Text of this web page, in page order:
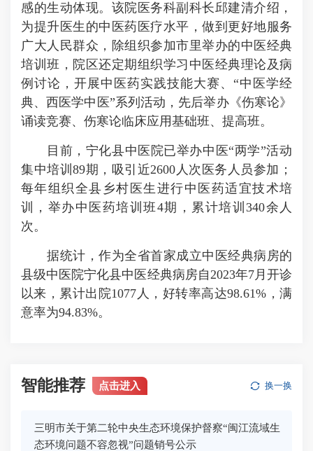
感的生动体现。该院医务科副科长邱建清介绍，
为提升医生的中医药医疗水平，做到更好地服务
广大人民群众，除组织参加市里举办的中医经典
培训班，院区还定期组织学习中医经典理论及病
例讨论，开展中医药实践技能大赛、“中医学经
典、西医学中医”系列活动，先后举办《伤寒论》
诵读竞赛、伤寒论临床应用基础班、提高班。
目前，宁化县中医院已举办中医“两学”活动
集中培训89期，吸引近2600人次医务人员参加；
每年组织全县乡村医生进行中医药适宜技术培
训，举办中医药培训班4期，累计培训340余人
次。
据统计，作为全省首家成立中医经典病房的
县级中医院宁化县中医经典病房自2023年7月开诊
以来，累计出院1077人，好转率高达98.61%，满
意率为94.83%。
智能推荐 点击进入 换一换
三明市关于第二轮中央生态环境保护督察“闽江流域生
态环境问题不容忽视”问题销号公示